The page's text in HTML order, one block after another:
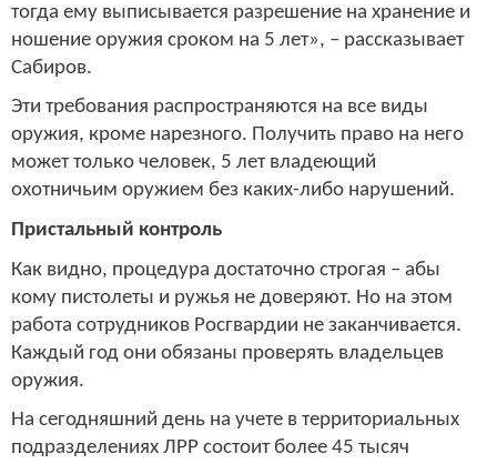
тогда ему выписывается разрешение на хранение и
ношение оружия сроком на 5 лет», – рассказывает
Сабиров.
Эти требования распространяются на все виды
оружия, кроме нарезного. Получить право на него
может только человек, 5 лет владеющий
охотничьим оружием без каких-либо нарушений.
Пристальный контроль
Как видно, процедура достаточно строгая – абы
кому пистолеты и ружья не доверяют. Но на этом
работа сотрудников Росгвардии не заканчивается.
Каждый год они обязаны проверять владельцев
оружия.
На сегодняшний день на учете в территориальных
подразделениях ЛРР состоит более 45 тысяч